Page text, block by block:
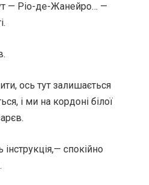
— Ріо-де-Жанейро… —
ось тут залишається
і ми на кордоні білої
спокійно